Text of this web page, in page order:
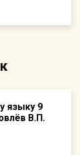
языку 9
В.П.